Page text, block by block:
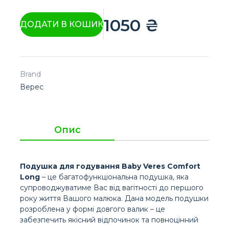
ДОДАТИ В КОШИК1050 ₴
Brand
Верес
Опис
Подушка для годування Baby Veres Comfort
Long – це багатофункціональна подушка, яка
супроводжуватиме Вас від вагітності до першого
року життя Вашого малюка. Дана модель подушки
розроблена у формі довгого валик – це
забезпечить якісний відпочинок та повноцінний